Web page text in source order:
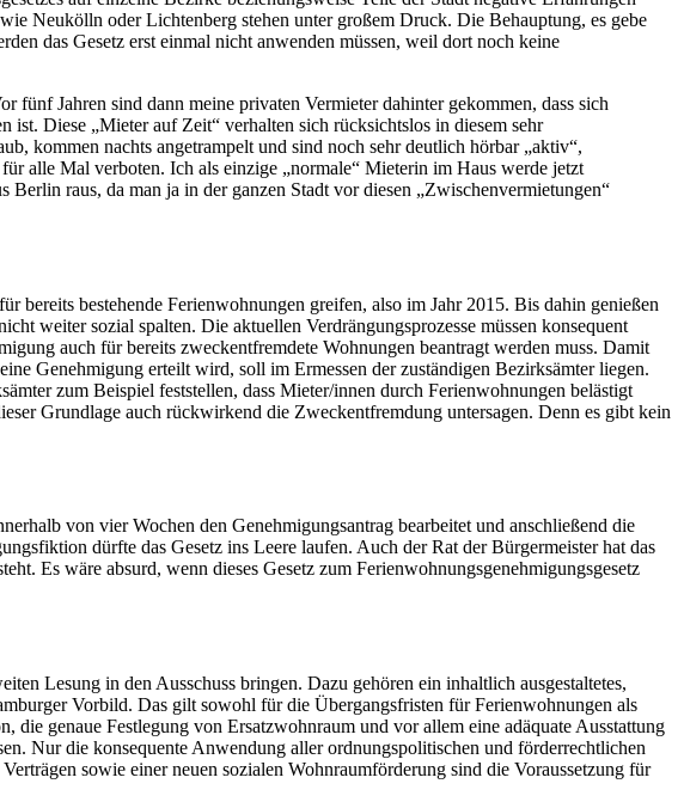
Neukölln oder Lichtenberg stehen unter großem Druck. Die Behauptung, es gebe
das Gesetz erst einmal nicht anwenden müssen, weil dort noch keine
Jahren sind dann meine privaten Vermieter dahinter gekommen, dass sich
Diese „Mieter auf Zeit“ verhalten sich rücksichtslos in diesem sehr
kommen nachts angetrampelt und sind noch sehr deutlich hörbar „aktiv“,
alle Mal verboten. Ich als einzige „normale“ Mieterin im Haus werde jetzt
raus, da man ja in der ganzen Stadt vor diesen „Zwischenvermietungen“
bereits bestehende Ferienwohnungen greifen, also im Jahr 2015. Bis dahin genießen
weiter sozial spalten. Die aktuellen Verdrängungsprozesse müssen konsequent
auch für bereits zweckentfremdete Wohnungen beantragt werden muss. Damit
Genehmigung erteilt wird, soll im Ermessen der zuständigen Bezirksämter liegen.
zum Beispiel feststellen, dass Mieter/innen durch Ferienwohnungen belästigt
Grundlage auch rückwirkend die Zweckentfremdung untersagen. Denn es gibt kein
von vier Wochen den Genehmigungsantrag bearbeitet und anschließend die
dürfte das Gesetz ins Leere laufen. Auch der Rat der Bürgermeister hat das
Es wäre absurd, wenn dieses Gesetz zum Ferienwohnungsgenehmigungsgesetz
Lesung in den Ausschuss bringen. Dazu gehören ein inhaltlich ausgestaltetes,
Vorbild. Das gilt sowohl für die Übergangsfristen für Ferienwohnungen als
genaue Festlegung von Ersatzwohnraum und vor allem eine adäquate Ausstattung
die konsequente Anwendung aller ordnungspolitischen und förderrechtlichen
sowie einer neuen sozialen Wohnraumförderung sind die Voraussetzung für